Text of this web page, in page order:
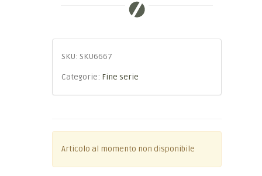
SKU: SKU6667
Categorie: Fine serie
Articolo al momento non disponibile